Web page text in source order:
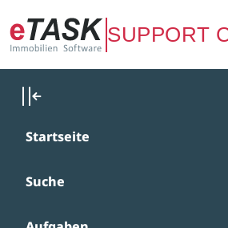
Zum Hauptinhalt springen
SUPPORT
Startseite
Suche